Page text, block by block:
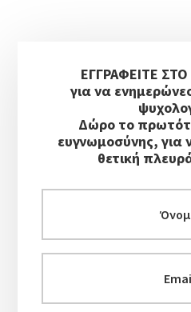
ΠλευρικήΕΓΓΡΑΦΕΙΤΕ ΣΤΟ
για να
Δώρο το
ευγνωμοσύνης, για
θετική